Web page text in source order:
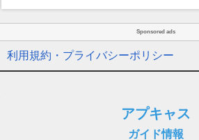
Sponsored ads
利用規約・プライバシーポリシー
アプキャス
ガイド情報